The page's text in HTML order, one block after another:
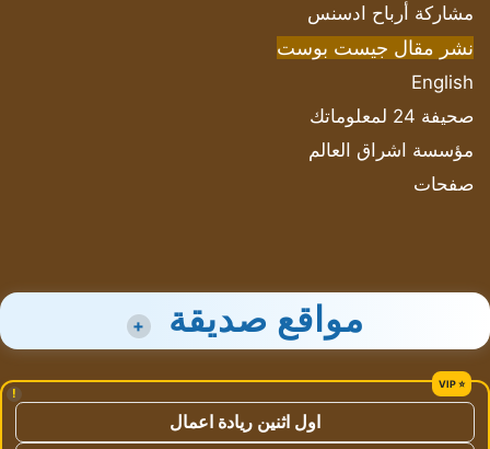
مشاركة أرباح ادسنس
نشر مقال جيست بوست
English
صحيفة 24 لمعلوماتك
مؤسسة اشراق العالم
صفحات
مواقع صديقة +
!
اول اثنين ريادة اعمال